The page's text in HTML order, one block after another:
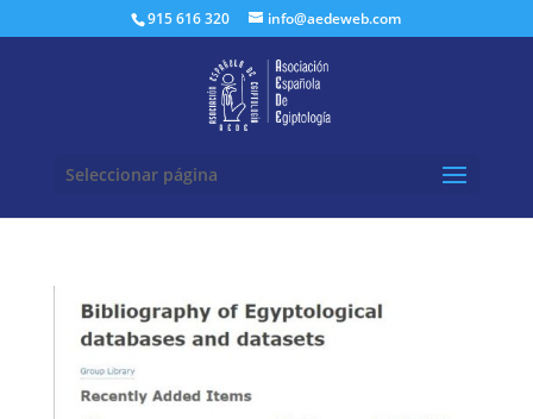
915 616 320 info@aedeweb.com
Seleccionar página